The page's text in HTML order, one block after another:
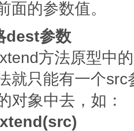
面的参数值。
dest参数
方法原型中的
就只能有一个
对象中去，如：